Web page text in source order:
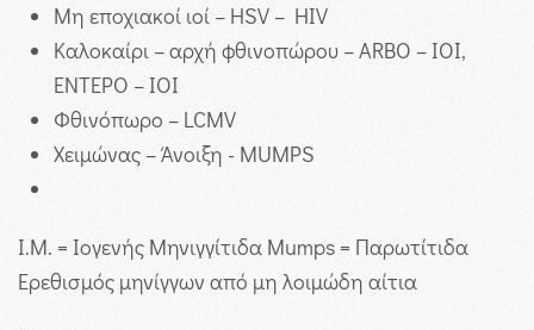
Μη εποχιακοί ιοί – HSV – HIV
Καλοκαίρι – αρχή φθινοπώρου – ARBO – ΙΟΙ,
ΕΝΤΕΡΟ – ΙΟΙ
Φθινόπωρο – LCMV
Χειμώνας – Άνοιξη - MUMPS
I.M. = Ιογενής Μηνιγγίτιδα Mumps = Παρωτίτιδα
Ερεθισμός μηνίγγων από μη λοιμώδη αίτια